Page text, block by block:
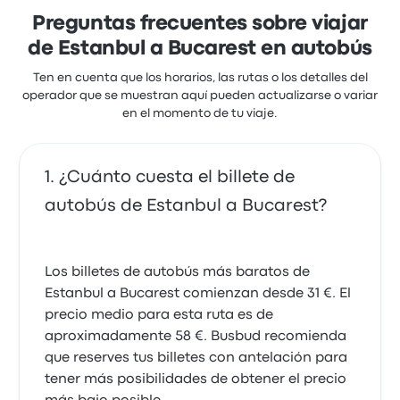
para este viaje cuestan como mínimo 62 €
Preguntas frecuentes sobre viajar
de Estanbul a Bucarest en autobús
Ten en cuenta que los horarios, las rutas o los detalles del
operador que se muestran aquí pueden actualizarse o variar
en el momento de tu viaje.
¿Cuánto cuesta el billete de
autobús de Estanbul a Bucarest?
Los billetes de autobús más baratos de
Estanbul a Bucarest comienzan desde 31 €. El
precio medio para esta ruta es de
aproximadamente 58 €. Busbud recomienda
que reserves tus billetes con antelación para
tener más posibilidades de obtener el precio